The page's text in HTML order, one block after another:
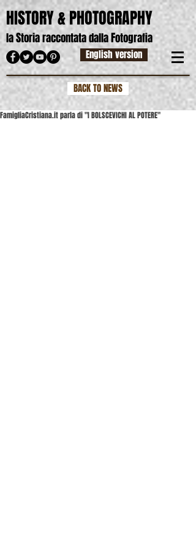
HISTORY & PHOTOGRAPHY
laStoria raccontata dallaFotografia
English version
BACK TO NEWS
FamigliaCristiana.it parla di "I BOLSCEVICHI AL POTERE"